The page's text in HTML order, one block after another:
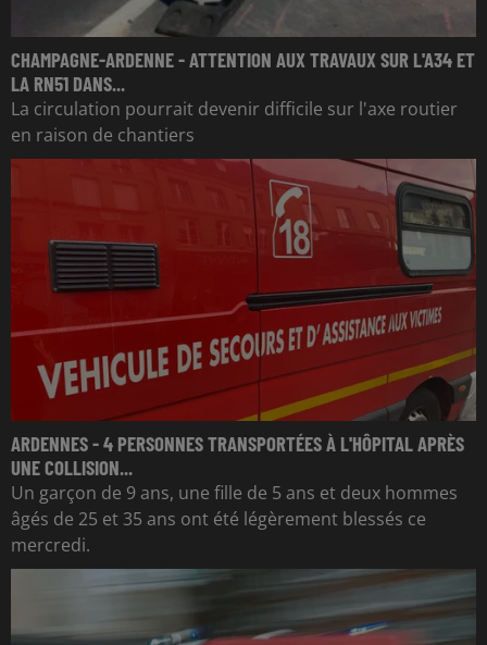
CHAMPAGNE-ARDENNE - ATTENTION AUX TRAVAUX SUR L'A34 ET
LA RN51 DANS...
La circulation pourrait devenir difficile sur l'axe routier
en raison de chantiers
ARDENNES - 4 PERSONNES TRANSPORTÉES À L'HÔPITAL APRÈS
UNE COLLISION...
Un garçon de 9 ans, une fille de 5 ans et deux hommes
âgés de 25 et 35 ans ont été légèrement blessés ce
mercredi.